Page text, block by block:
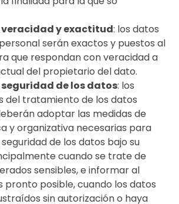
veracidad y exactitud: los datos
serán exactos y puestos al
que respondan con veracidad a
del propietario del dato.
de los datos: los
del tratamiento de los datos
adoptar las medidas de
y organizativa necesarias para
de los datos bajo su
cuando se trate de
sensibles, e informar al
pronto posible, cuando los datos
sin autorización o haya